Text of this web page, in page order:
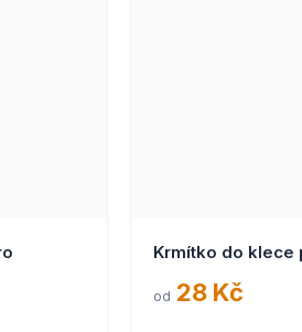
Krmítko do klece
od 28 Kč